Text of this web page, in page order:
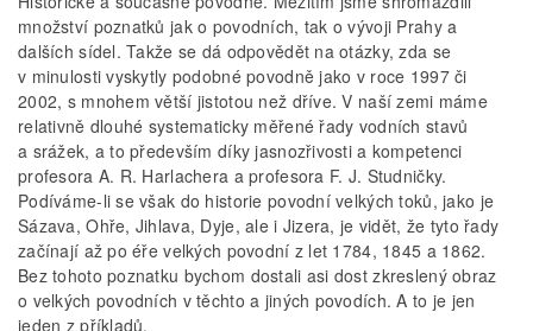
množství poznatků jak o povodních, tak o vývoji Prahy a
dalších sídel. Takže se dá odpovědět na otázky, zda se
v minulosti vyskytly podobné povodně jako v roce 1997 či
2002, s mnohem větší jistotou než dříve. V naší zemi máme
relativně dlouhé systematicky měřené řady vodních stavů
a srážek, a to především díky jasnozřivosti a kompetenci
profesora A. R. Harlachera a profesora F. J. Studničky.
Podíváme-li se však do historie povodní velkých toků, jako je
Sázava, Ohře, Jihlava, Dyje, ale i Jizera, je vidět, že tyto řady
začínají až po éře velkých povodní z let 1784, 1845 a 1862.
Bez tohoto poznatku bychom dostali asi dost zkreslený obraz
o velkých povodních v těchto a jiných povodích. A to je jen
jeden z příkladů.